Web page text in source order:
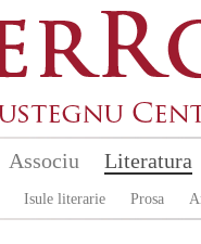
Associu Literatura
Isule literarie Prosa